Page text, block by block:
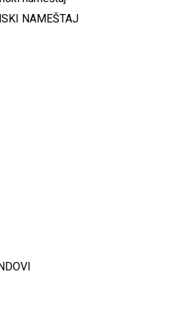
NAMEŠTAJ